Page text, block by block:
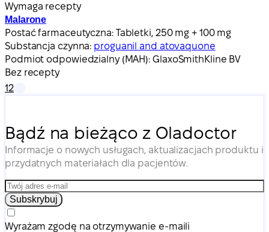
Wymaga recepty
Malarone
Postać farmaceutyczna: Tabletki, 250 mg + 100 mg
Substancja czynna: proguanil and atovaquone
Podmiot odpowiedzialny (MAH): GlaxoSmithKline BV
Bez recepty
12
Bądź na bieżąco z Oladoctor
Informacje o nowych usługach, aktualizacjach produktu i
przydatnych materiałach dla pacjentów.
Subskrybuj
Wyrażam zgodę na otrzymywanie e-maili